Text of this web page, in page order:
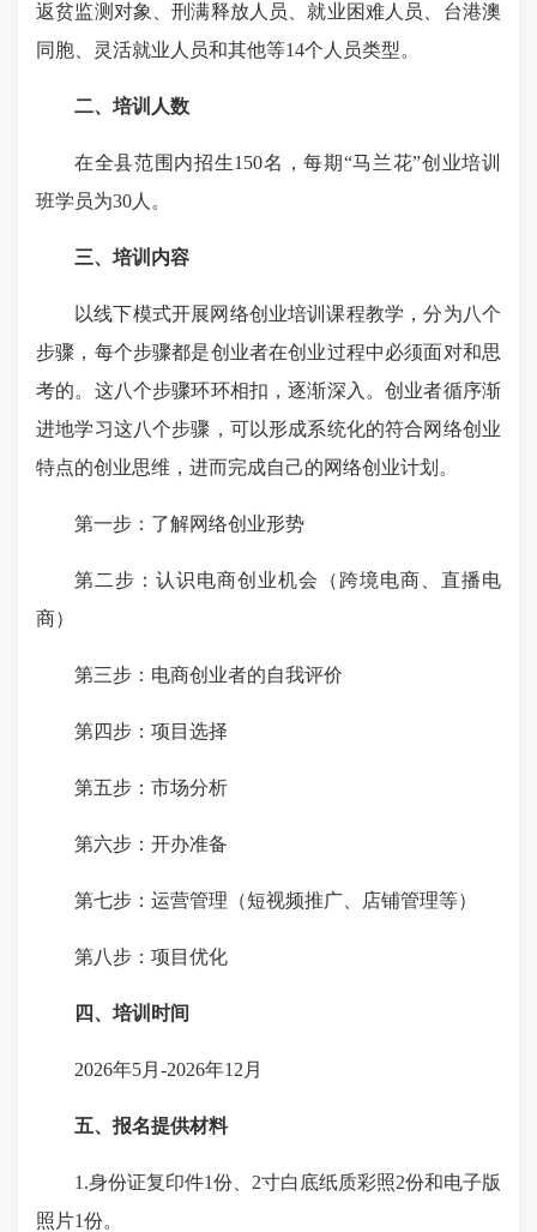
返贫监测对象、刑满释放人员、就业困难人员、台港澳
同胞、灵活就业人员和其他等14个人员类型。
二、培训人数
在全县范围内招生150名，每期“马兰花”创业培训
班学员为30人。
三、培训内容
以线下模式开展网络创业培训课程教学，分为八个
步骤，每个步骤都是创业者在创业过程中必须面对和思
考的。这八个步骤环环相扣，逐渐深入。创业者循序渐
进地学习这八个步骤，可以形成系统化的符合网络创业
特点的创业思维，进而完成自己的网络创业计划。
第一步：了解网络创业形势
第二步：认识电商创业机会（跨境电商、直播电
商）
第三步：电商创业者的自我评价
第四步：项目选择
第五步：市场分析
第六步：开办准备
第七步：运营管理（短视频推广、店铺管理等）
第八步：项目优化
四、培训时间
2026年5月-2026年12月
五、报名提供材料
1.身份证复印件1份、2寸白底纸质彩照2份和电子版
照片1份。